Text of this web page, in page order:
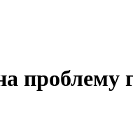
проблему